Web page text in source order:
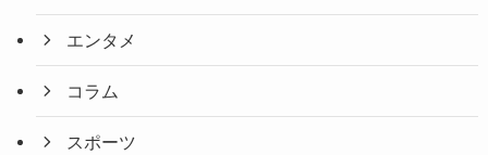
エンタメ
コラム
スポーツ